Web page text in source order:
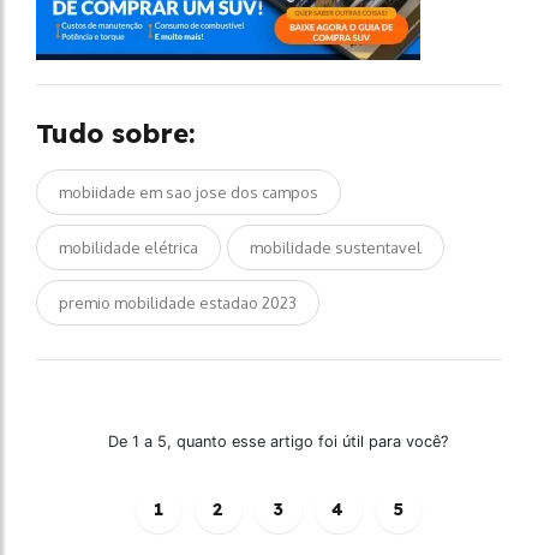
Tudo sobre:
mobiidade em sao jose dos campos
mobilidade elétrica mobilidade sustentavel
premio mobilidade estadao 2023
De 1 a 5, quanto esse artigo foi útil para você?
1 2 3 4 5